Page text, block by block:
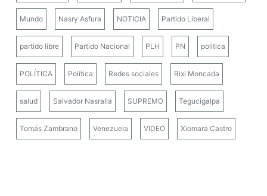
Mundo Nasry Asfura NOTICIA Partido Liberal
partido libre Partido Nacional PLH PN politica
POLÍTICA Política Redes sociales Rixi Moncada
salud Salvador Nasralla SUPREMO Tegucigalpa
Tomás Zambrano Venezuela VIDEO Xiomara Castro